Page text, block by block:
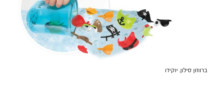
ברווזון סילון. יוקידו